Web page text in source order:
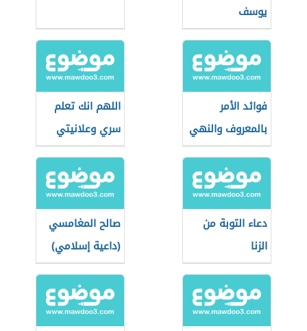
يوسف
فوائد الأمر
بالمعروف والنهي
عن المنكر
اللهم انك تعلم
سري وعلانيتي
دعاء التوبة من
الزنا
صالح المغامسي
(داعية إسلامي)